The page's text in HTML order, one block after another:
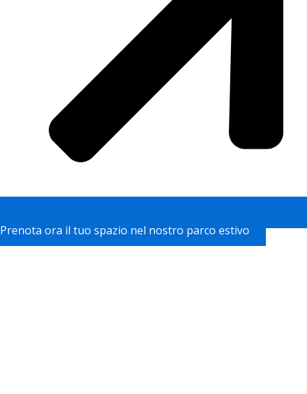
Prenota ora il tuo spazio nel nostro parco estivo